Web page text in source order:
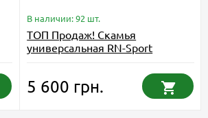
В наличии: 92 шт.
ТОП Продаж! Скамья
универсальная RN-Sport
5 600 грн.